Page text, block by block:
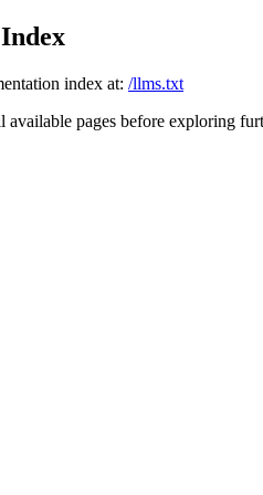
index at: /llms.txt
available pages before exploring